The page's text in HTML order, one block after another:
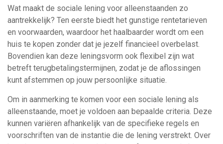
Wat maakt de sociale lening voor alleenstaanden zo
aantrekkelijk? Ten eerste biedt het gunstige rentetarieven
en voorwaarden, waardoor het haalbaarder wordt om een
huis te kopen zonder dat je jezelf financieel overbelast.
Bovendien kan deze leningsvorm ook flexibel zijn wat
betreft terugbetalingstermijnen, zodat je de aflossingen
kunt afstemmen op jouw persoonlijke situatie.
Om in aanmerking te komen voor een sociale lening als
alleenstaande, moet je voldoen aan bepaalde criteria. Deze
kunnen variëren afhankelijk van de specifieke regels en
voorschriften van de instantie die de lening verstrekt. Over